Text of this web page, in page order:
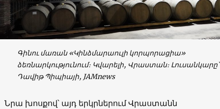
Գինու մառան «Կինձմարաուլի կորպորացիա»
ձեռնարկությունում։ Կվարելի, Վրաստան։ Լուսանկարը՝
Դավիթ Պիպիայի, JAMnews
Նրա խոսքով՝ այդ երկրներում Վրաստանն